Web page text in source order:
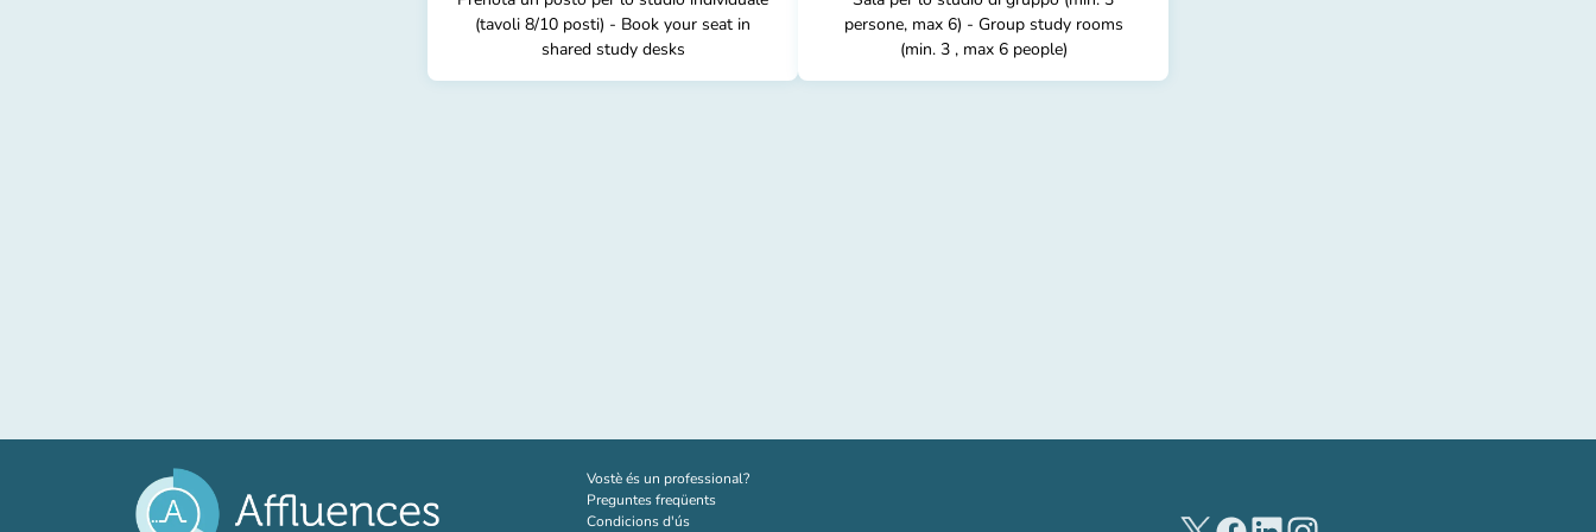
(tavoli 8/10 posti) - Book your seat in
shared study desks
persone, max 6) - Group study rooms
(min. 3 , max 6 people)
Vostè és un professional?(new tab)
Preguntes freqüents
Condicions d'ús
(new tab)(new tab)(new tab)